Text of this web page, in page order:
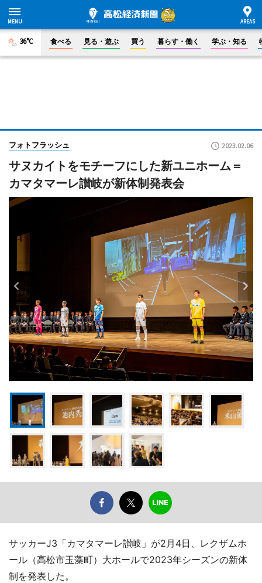
36°C 食べる 見る・遊ぶ 買う 暮らす・働く 学ぶ・知る
フォトフラッシュ 2023.02.06
サヌカイトをモチーフにした新ユニホーム＝
カマタマーレ讃岐が新体制発表会
サッカーJ3「カマタマーレ讃岐」が2月4日、レクザムホ
ール（高松市玉藻町）大ホールで2023年シーズンの新体
制を発表した。